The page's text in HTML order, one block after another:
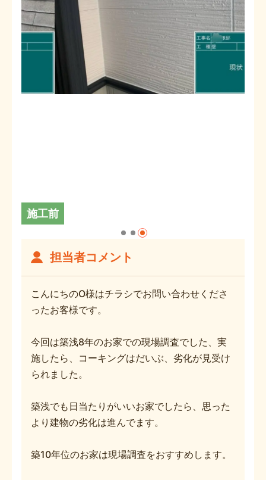
施工前
担当者コメント
こんにちのO様はチラシでお問い合わせくださ
ったお客様です。
今回は築浅8年のお家での現場調査でした、実
施したら、コーキングはだいぶ、劣化が見受け
られました。
築浅でも日当たりがいいお家でしたら、思った
より建物の劣化は進んでます。
築10年位のお家は現場調査をおすすめします。